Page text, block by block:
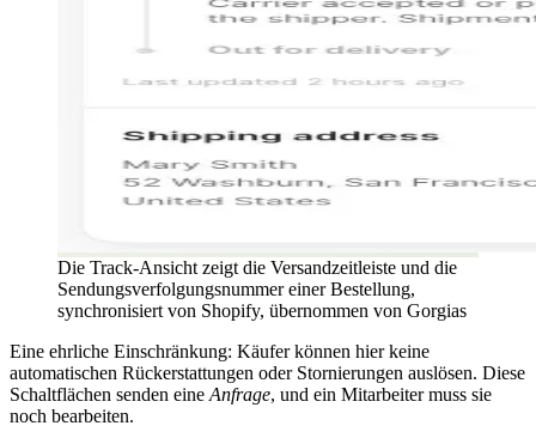
Die Track-Ansicht zeigt die Versandzeitleiste und die
Sendungsverfolgungsnummer einer Bestellung,
synchronisiert von Shopify, übernommen von Gorgias
Eine ehrliche Einschränkung: Käufer können hier keine
automatischen Rückerstattungen oder Stornierungen auslösen. Diese
Schaltflächen senden eine Anfrage, und ein Mitarbeiter muss sie
noch bearbeiten.